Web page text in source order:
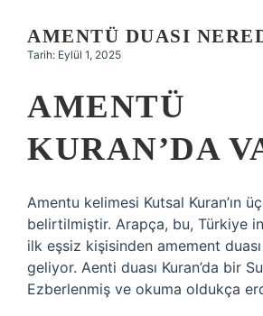
AMENTÜ DUASI
Tarih: Eylül 1, 2025
AMENTÜ
KURAN’DA
Amentu kelimesi Kutsal Kuran’ın
belirtilmiştir. Arapça, bu, Türkiye
ilk eşsiz kişisinden amement duası
geliyor. Aenti duası Kuran’da bir
Ezberlenmiş ve okuma oldukça